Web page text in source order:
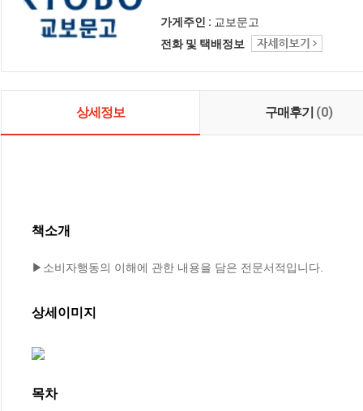
가게주인 : 교보문고
전화 및 택배정보
상세정보 구매후기 (0)
책소개
▶소비자행동의 이해에 관한 내용을 담은 전문서적입니다.
상세이미지
목차